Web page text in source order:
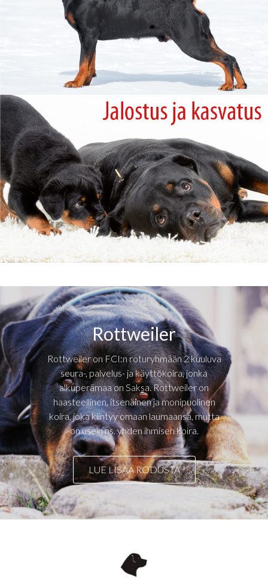
Rottweiler
Rottweiler on FCI:n roturyhmään 2 kuuluva
seura-, palvelus- ja käyttökoira, jonka
alkuperämaa on Saksa. Rottweiler on
haasteellinen, itsenäinen ja monipuolinen
koira, joka kiintyy omaan laumaansa, mutta
on usein ns. yhden ihmisen koira.
LUE LISÄÄ RODUSTA